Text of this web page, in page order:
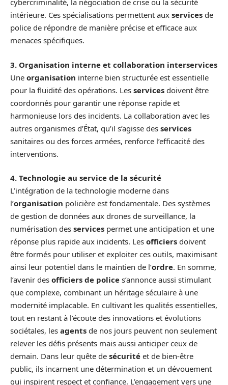
cybercriminalité, la négociation de crise ou la sécurité
intérieure. Ces spécialisations permettent aux services de
police de répondre de manière précise et efficace aux
menaces spécifiques.
3. Organisation interne et collaboration interservices
Une organisation interne bien structurée est essentielle
pour la fluidité des opérations. Les services doivent être
coordonnés pour garantir une réponse rapide et
harmonieuse lors des incidents. La collaboration avec les
autres organismes d’État, qu’il s’agisse des services
sanitaires ou des forces armées, renforce l’efficacité des
interventions.
4. Technologie au service de la sécurité
L’intégration de la technologie moderne dans
l’organisation policière est fondamentale. Des systèmes
de gestion de données aux drones de surveillance, la
numérisation des services permet une anticipation et une
réponse plus rapide aux incidents. Les officiers doivent
être formés pour utiliser et exploiter ces outils, maximisant
ainsi leur potentiel dans le maintien de l’ordre. En somme,
l’avenir des officiers de police s’annonce aussi stimulant
que complexe, combinant un héritage séculaire à une
modernité implacable. En cultivant les qualités essentielles,
tout en restant à l’écoute des innovations et évolutions
sociétales, les agents de nos jours peuvent non seulement
relever les défis présents mais aussi anticiper ceux de
demain. Dans leur quête de sécurité et de bien-être
public, ils incarnent une détermination et un dévouement
qui inspirent respect et confiance. L’engagement vers une